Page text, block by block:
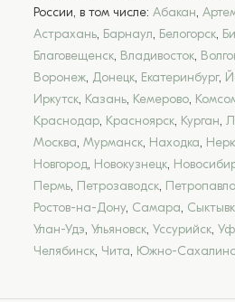
России, в том числе: Абакан,
Астрахань, Барнаул, Белогорск,
Благовещенск, Владивосток,
Воронеж, Донецк, Екатеринбург,
Иркутск, Казань, Кемерово,
Краснодар, Красноярск, Курган,
Москва, Мурманск, Находка,
Новгород, Новокузнецк,
Пермь, Петрозаводск,
Ростов-на-Дону, Самара,
Улан-Удэ, Ульяновск, Уссурийск,
Челябинск, Чита, Южно-